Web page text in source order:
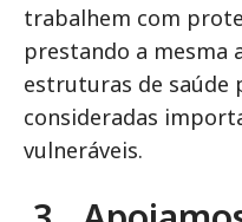
trabalhem com
prestando a mesma
estruturas de saúde
consideradas
vulneráveis.